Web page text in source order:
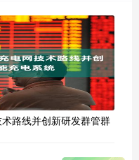
路线并创新研发群管群